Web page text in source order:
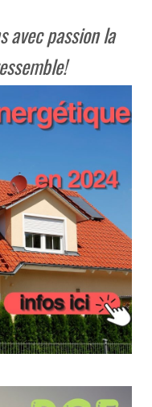
avec passion la